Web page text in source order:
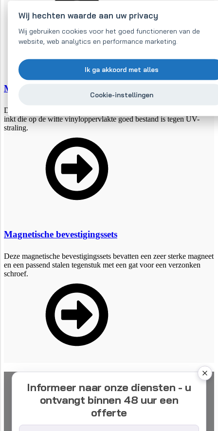
Magnetische meetlat
De magnetische meetlat is één meter lang. Hij bevat rode en blauwe
inkt die op de witte vinyloppervlakte goed bestand is tegen UV-
straling.
Magnetische bevestigingssets
Deze magnetische bevestigingssets bevatten een zeer sterke magneet
en een passend stalen tegenstuk met een gat voor een verzonken
schroef.
Informeer naar onze diensten - u
ontvangt binnen 48 uur een
offerte
Wij hechten waarde aan uw privacy
Wij gebruiken cookies voor het goed functioneren van de
website, web analytics en performance marketing.
Ik ga akkoord met alles
Cookie-instellingen